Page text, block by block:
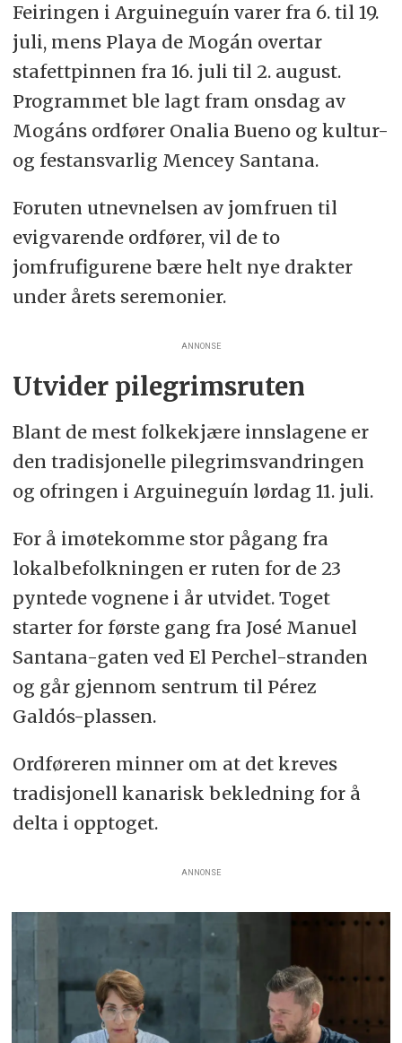
Feiringen i Arguineguín varer fra 6. til 19.
juli, mens Playa de Mogán overtar
stafettpinnen fra 16. juli til 2. august.
Programmet ble lagt fram onsdag av
Mogáns ordfører Onalia Bueno og kultur-
og festansvarlig Mencey Santana.
Foruten utnevnelsen av jomfruen til
evigvarende ordfører, vil de to
jomfrufigurene bære helt nye drakter
under årets seremonier.
ANNONSE
Utvider pilegrimsruten
Blant de mest folkekjære innslagene er
den tradisjonelle pilegrimsvandringen
og ofringen i Arguineguín lørdag 11. juli.
For å imøtekomme stor pågang fra
lokalbefolkningen er ruten for de 23
pyntede vognene i år utvidet. Toget
starter for første gang fra José Manuel
Santana-gaten ved El Perchel-stranden
og går gjennom sentrum til Pérez
Galdós-plassen.
Ordføreren minner om at det kreves
tradisjonell kanarisk bekledning for å
delta i opptoget.
ANNONSE